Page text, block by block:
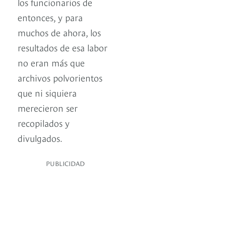
entonces, y para
muchos de ahora, los
resultados de esa labor
no eran más que
archivos polvorientos
que ni siquiera
merecieron ser
recopilados y
divulgados.
PUBLICIDAD